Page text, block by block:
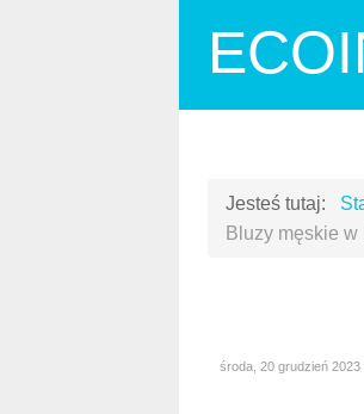
Jesteś tutaj:
Bluzy męskie w
środa, 20 grudzień 2023